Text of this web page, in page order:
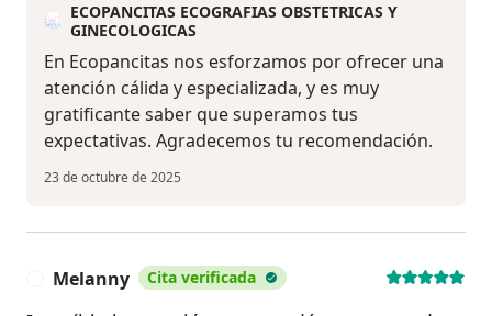
ECOPANCITAS ECOGRAFIAS OBSTETRICAS Y
GINECOLOGICAS
En Ecopancitas nos esforzamos por ofrecer una
atención cálida y especializada, y es muy
gratificante saber que superamos tus
expectativas. Agradecemos tu recomendación.
23 de octubre de 2025
Melanny Cita verificada